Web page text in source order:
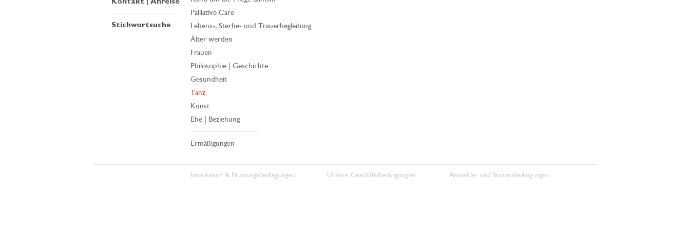
Stichwortsuche
Palliative Care
Lebens-, Sterbe- und Trauerbegleitung
Älter werden
Frauen
Philosophie | Geschichte
Gesundheit
Tanz
Kunst
Ehe | Beziehung
Ermäßigungen
Impressum & Nutzungsbedingungen Unsere Geschäftsbedingungen Anmelde- und Stornobedingungen